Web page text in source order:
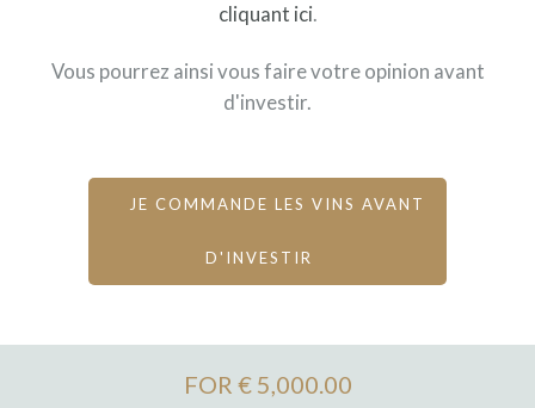
cliquant ici.
Vous pourrez ainsi vous faire votre opinion avant
d'investir.
JE COMMANDE LES VINS AVANT
D'INVESTIR
FOR € 5,000.00